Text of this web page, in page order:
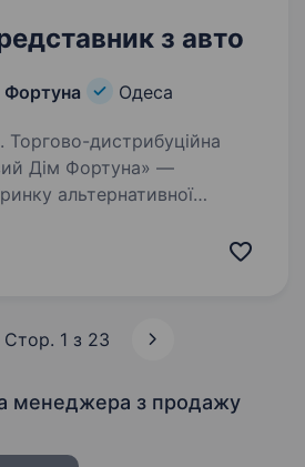
з авто
Фортуна Одеса
Дім Фортуна» —
альтернативної
Торговий представник
Стор. 1 з 23
менеджера з продажу